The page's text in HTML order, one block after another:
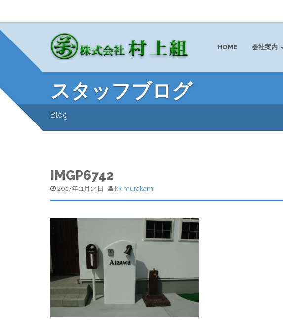
HOME 会社案内
スタッフブログ
Blog
IMGP6742
2017年11月14日 kk-murakami